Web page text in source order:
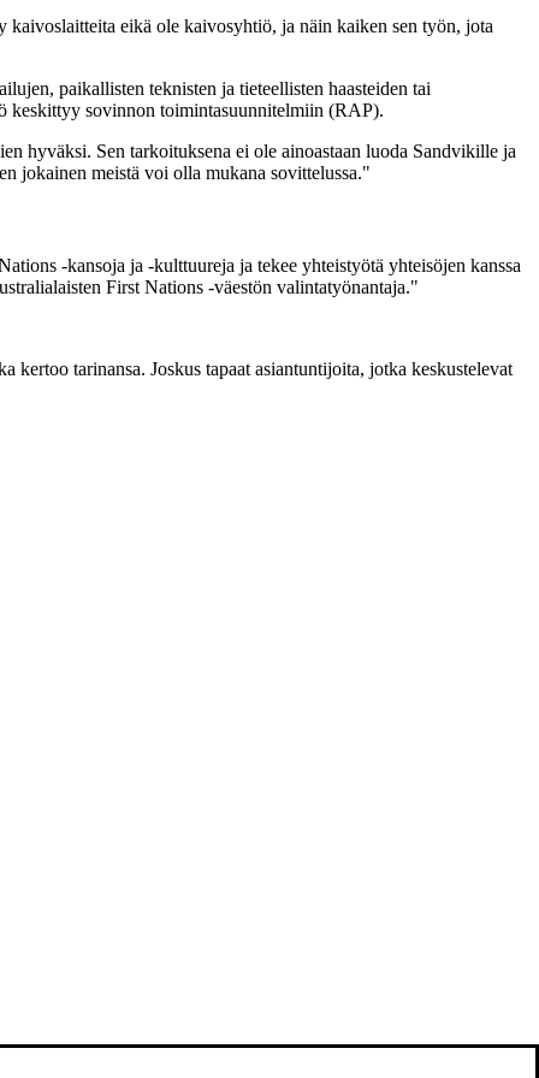
eikä ole kaivosyhtiö, ja näin kaiken sen työn, jota
paikallisten teknisten ja tieteellisten haasteiden tai
keskittyy sovinnon toimintasuunnitelmiin (RAP).
hyväksi. Sen tarkoituksena ei ole ainoastaan luoda Sandvikille ja
jokainen meistä voi olla mukana sovittelussa."
-kansoja ja -kulttuureja ja tekee yhteistyötä yhteisöjen kanssa
First Nations -väestön valintatyönantaja."
kertoo tarinansa. Joskus tapaat asiantuntijoita, jotka keskustelevat